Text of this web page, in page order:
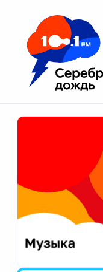
Москва 100.1 FM
Апатиты
Екатеринбург
Калининград
Калуга